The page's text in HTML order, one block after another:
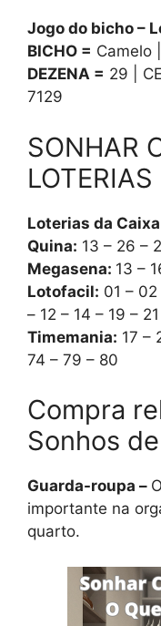
Jogo do bicho –
BICHO = Camelo
DEZENA = 29 |
7129
SONHAR
Loterias da
Quina: 13 – 26 –
Megasena: 13 –
Lotofacil: 01 –
– 12 – 14 – 19 –
Timemania: 17 –
74 – 79 – 80
Compra
Sonhos
Guarda-roupa –
importante na
quarto.